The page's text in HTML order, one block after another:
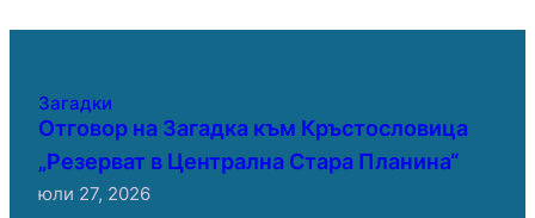
Загадки
Отговор на Загадка към Кръстословица
„Резерват в Централна Стара Планина“
юли 27, 2026